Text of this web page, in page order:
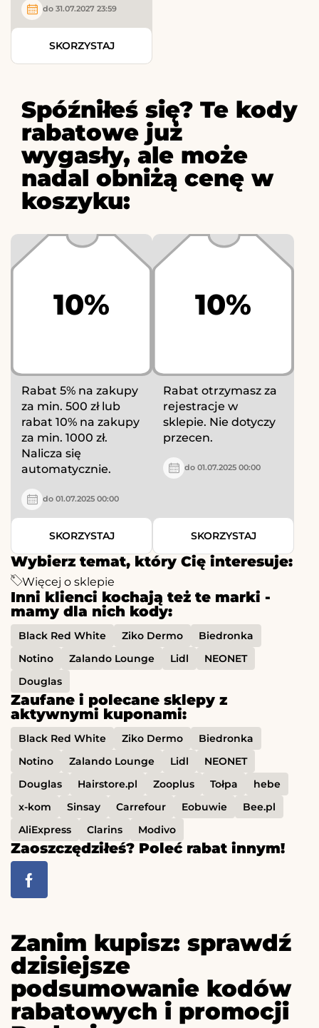
Wybierz temat, który Cię interesuje:
Więcej o sklepie
Inni klienci kochają też te marki -
mamy dla nich kody:
Black Red White Ziko Dermo
Biedronka
Notino
Zalando Lounge Lidl
NEONET
Douglas
Zaufane i polecane sklepy z
aktywnymi kuponami:
Black Red White Ziko Dermo
Biedronka
Notino
Zalando Lounge Lidl
NEONET
Douglas
Hairstore.pl Zooplus Tołpa
hebe
x-kom
Sinsay Carrefour Eobuwie
Bee.pl
AliExpress
Clarins Modivo
Zaoszczędziłeś? Poleć rabat innym!
do 31.07.2027 23:59
SKORZYSTAJ
Spóźniłeś się? Te kody
rabatowe już
wygasły, ale może
nadal obniżą cenę w
koszyku:
10%
Rabat 5% na zakupy
za min. 500 zł lub
rabat 10% na zakupy
za min. 1000 zł.
Nalicza się
automatycznie.
do 01.07.2025 00:00
SKORZYSTAJ
10%
Rabat otrzymasz za
rejestracje w
sklepie. Nie dotyczy
przecen.
do 01.07.2025 00:00
SKORZYSTAJ
Zanim kupisz: sprawdź
dzisiejsze
podsumowanie kodów
rabatowych i promocji